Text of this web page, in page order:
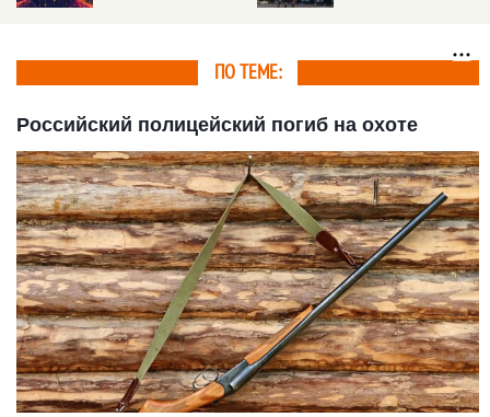
ПО ТЕМЕ:
Российский полицейский погиб на охоте